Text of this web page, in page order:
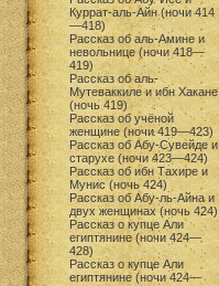
Куррат-аль-Айн (ночи 414
—418)
Рассказ об аль-Амине и
невольнице (ночи 418—
419)
Рассказ об аль-
Мутеваккиле и ибн Хакане
(ночь 419)
Рассказ об учёной
женщине (ночи 419—423)
Рассказ об Абу-Сувейде и
старухе (ночи 423—424)
Рассказ об ибн Тахире и
Мунис (ночь 424)
Рассказ об Абу-ль-Айна и
двух женщинах (ночь 424)
Рассказ о купце Али
египтянине (ночи 424—
428)
Рассказ о купце Али
египтянине (ночи 424—